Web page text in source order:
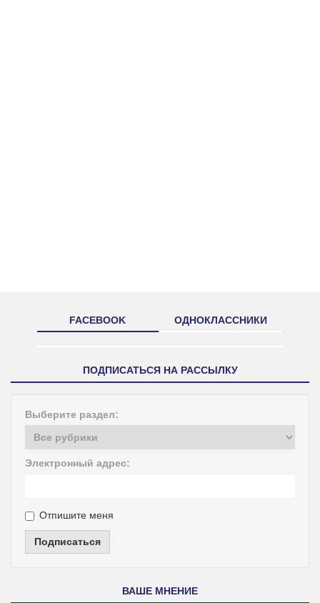
FACEBOOK ОДНОКЛАССНИКИ
ПОДПИСАТЬСЯ НА РАССЫЛКУ
Выберите раздел:
Электронный адрес:
Отпишите меня
Подписаться
ВАШЕ МНЕНИЕ